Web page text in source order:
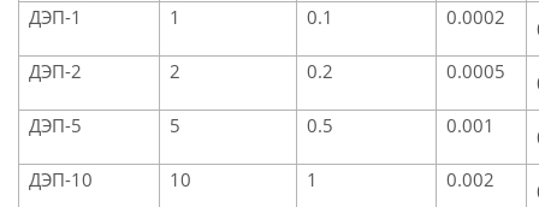
ДЭП-1
1 0.1 0.0002
ДЭП-2
2 0.2 0.0005
ДЭП-5
5 0.5 0.001
ДЭП-10
10 1 0.002